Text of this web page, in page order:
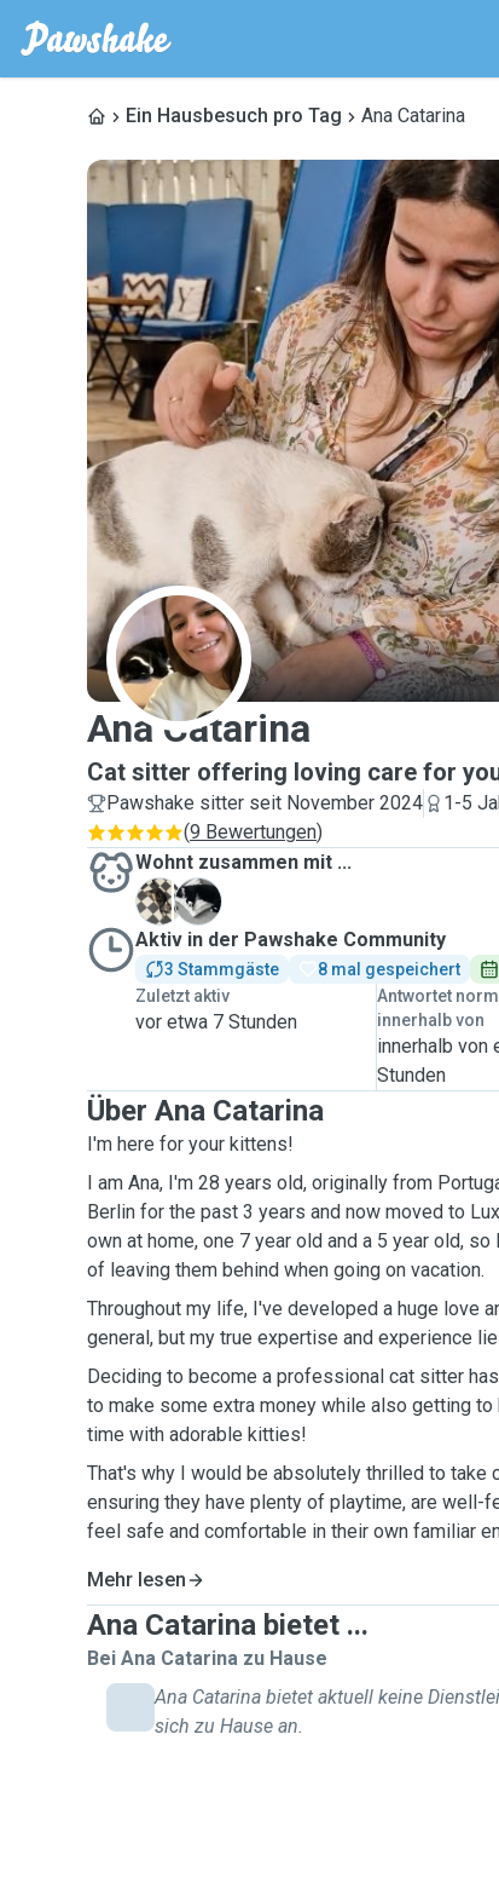
Ein Hausbesuch pro Tag Ana Catarina
A
Ana Catarina
Cat sitter offering loving care for
Pawshake sitter seit November 2024
1-5
(9 Bewertungen)
Wohnt zusammen mit ...
T
Y
Aktiv in der Pawshake Community
3 Stammgäste 8 mal gespeichert
Zuletzt aktiv
vor etwa 7 Stunden
Antwortet
innerhalb von
innerhalb von
Stunden
Über Ana Catarina
I'm here for your kittens!
I am Ana, I'm 28 years old, originally from
Berlin for the past 3 years and now moved to
own at home, one 7 year old and a 5 year old,
of leaving them behind when going on vacation.
Throughout my life, I've developed a huge love
general, but my true expertise and experience
Deciding to become a professional cat sitter
to make some extra money while also getting
time with adorable kitties!
That's why I would be absolutely thrilled to take
ensuring they have plenty of playtime, are well-
feel safe and comfortable in their own familiar
Mehr lesen
Ana Catarina bietet ...
Bei Ana Catarina zu Hause
Ana Catarina bietet aktuell keine
sich zu Hause an.